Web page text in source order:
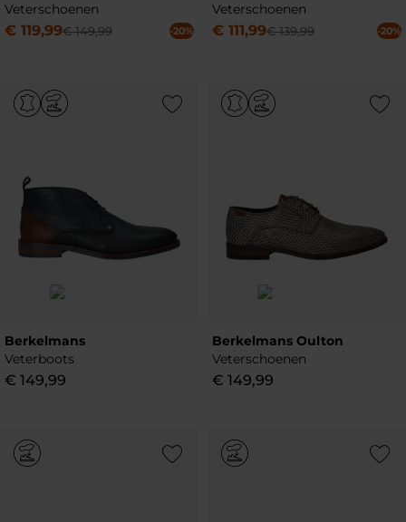
Veterschoenen
€ 119,99€ 149,99 -20%
Veterschoenen
€ 111,99€ 139,99 -20%
Add to Wishlist
Berkelmans
Veterboots
€ 149,99
Add to
Berkelmans Oulton
Veterschoenen
€ 149,99
Add to Wishlist Add to